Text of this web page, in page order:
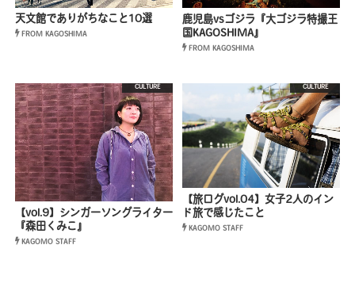
天文館でありがちなこと10選
FROM KAGOSHIMA
鹿児島vsゴジラ『大ゴジラ特撮王
国KAGOSHIMA』
FROM KAGOSHIMA
CULTURE
【vol.9】シンガーソングライター
『森田くみこ』
KAGOMO STAFF
CULTURE
【旅ログvol.04】女子2人のイン
ド旅で感じたこと
KAGOMO STAFF